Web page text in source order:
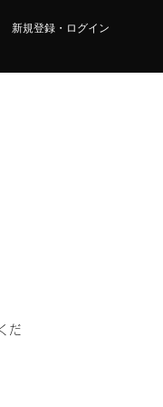
新規登録・ログイン
だ